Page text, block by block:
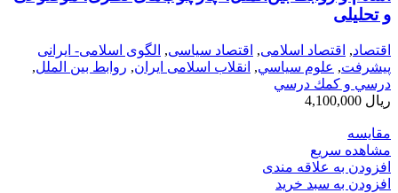
و تحلیلی
اقتصاد, اقتصاد اسلامی, اقتصاد سیاسی, الگوی اسلامی- ایرانی
پیشرفت, علوم سياسي, انقلاب اسلامی ایران, روابط بین الملل,
درسي و كمك درسي
ریال
مقایسه
مشاهده سریع
افزودن به علاقه مندی
افزودن به سبد خرید